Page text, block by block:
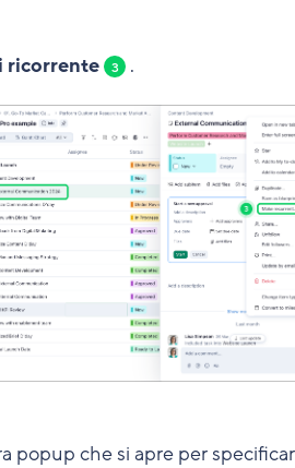
ricorrente 3 .
popup che si apre per